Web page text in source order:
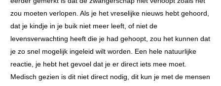
zou moeten verlopen. Als je het vreselijke nieuws hebt gehoord,
dat je kindje in je buik niet meer leeft, of niet de
levensverwachting heeft die je had gehoopt, zou het kunnen dat
je zo snel mogelijk ingeleid wilt worden. Een hele natuurlijke
reactie, je hebt het gevoel dat je er direct iets mee moet.
Medisch gezien is dit niet direct nodig, dit kun je met de mensen